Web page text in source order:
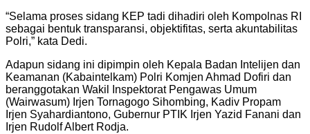
“Selama proses sidang KEP tadi dihadiri oleh Kompolnas RI
sebagai bentuk transparansi, objektifitas, serta akuntabilitas
Polri,” kata Dedi.
Adapun sidang ini dipimpin oleh Kepala Badan Intelijen dan
Keamanan (Kabaintelkam) Polri Komjen Ahmad Dofiri dan
beranggotakan Wakil Inspektorat Pengawas Umum
(Wairwasum) Irjen Tornagogo Sihombing, Kadiv Propam
Irjen Syahardiantono, Gubernur PTIK Irjen Yazid Fanani dan
Irjen Rudolf Albert Rodja.